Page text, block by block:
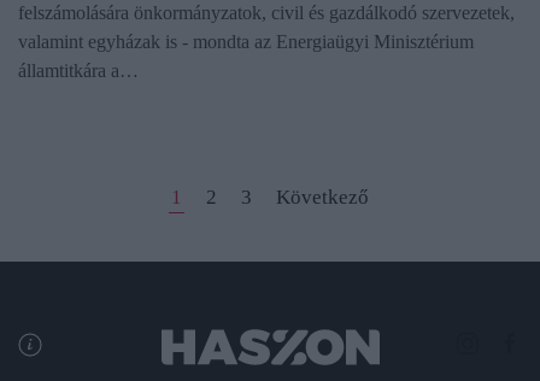
felszámolására önkormányzatok, civil és gazdálkodó szervezetek,
valamint egyházak is - mondta az Energiaügyi Minisztérium
államtitkára a…
1 2 3 Következő